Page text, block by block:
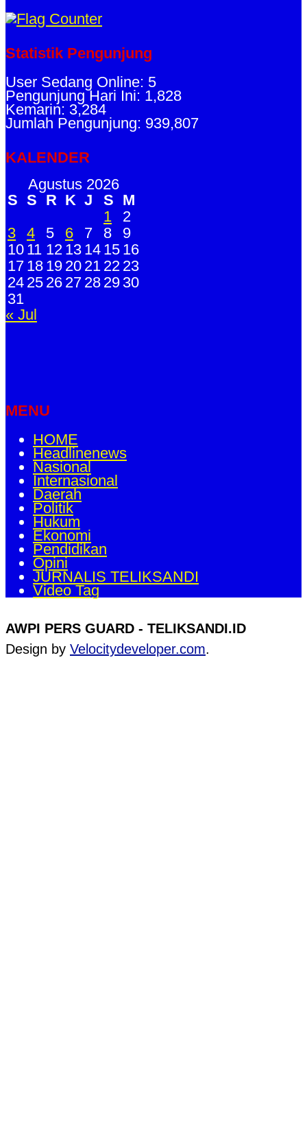
Statistik Pengunjung
User Sedang Online: 5
Pengunjung Hari Ini: 1,828
Kemarin: 3,284
Jumlah Pengunjung: 939,807
KALENDER
Agustus 2026
S S R K J S M
1
2
3
4 5 6 7 8
9
10 11 12 13 14 15 16
17 18 19 20 21 22 23
24 25 26 27 28 29 30
31
« Jul
MENU
HOME
Headlinenews
Nasional
Internasional
Daerah
Politik
Hukum
Ekonomi
Pendidikan
Opini
JURNALIS TELIKSANDI
Video Tag
AWPI PERS GUARD - TELIKSANDI.ID
Design by Velocitydeveloper.com.